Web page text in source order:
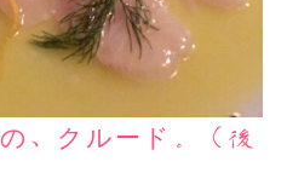
、クルード。（後